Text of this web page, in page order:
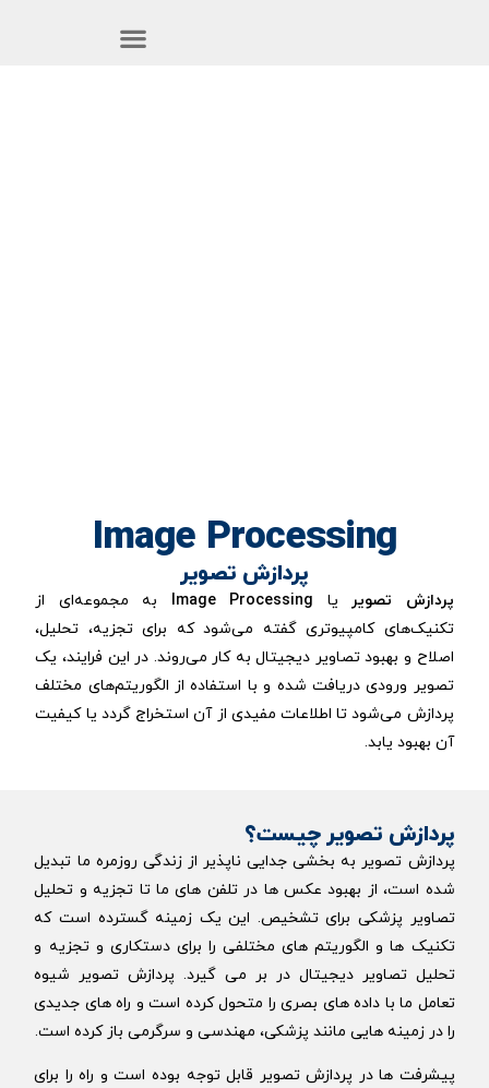
Image Processing
پردازش تصویر
پردازش تصویر یا Image Processing به مجموعه‌ای از
تکنیک‌های کامپیوتری گفته می‌شود که برای تجزیه، تحلیل،
اصلاح و بهبود تصاویر دیجیتال به کار می‌روند. در این فرایند، یک
تصویر ورودی دریافت شده و با استفاده از الگوریتم‌های مختلف
پردازش می‌شود تا اطلاعات مفیدی از آن استخراج گردد یا کیفیت
آن بهبود یابد.
پردازش تصویر چیست؟
پردازش تصویر به بخشی جدایی ناپذیر از زندگی روزمره ما تبدیل
شده است، از بهبود عکس ها در تلفن های ما تا تجزیه و تحلیل
تصاویر پزشکی برای تشخیص. این یک زمینه گسترده است که
تکنیک ها و الگوریتم های مختلفی را برای دستکاری و تجزیه و
تحلیل تصاویر دیجیتال در بر می گیرد. پردازش تصویر شیوه
تعامل ما با داده های بصری را متحول کرده است و راه های جدیدی
را در زمینه هایی مانند پزشکی، مهندسی و سرگرمی باز کرده است.
پیشرفت ها در پردازش تصویر قابل توجه بوده است و راه را برای